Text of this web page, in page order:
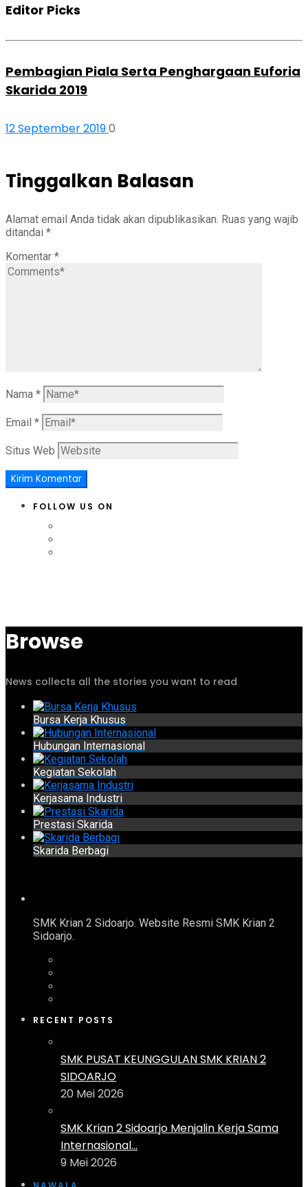
Editor Picks
Pembagian Piala Serta Penghargaan Euforia
Skarida 2019
12 September 20190
Tinggalkan Balasan
Alamat email Anda tidak akan dipublikasikan. Ruas yang wajib
ditandai *
Komentar *
Nama *
Email *
Situs Web
FOLLOW US ON
Browse
News collects all the stories you want to read
Bursa Kerja Khusus
Hubungan Internasional
Kegiatan Sekolah
Kerjasama Industri
Prestasi Skarida
Skarida Berbagi
SMK Krian 2 Sidoarjo. Website Resmi SMK Krian 2
Sidoarjo.
RECENT POSTS
SMK PUSAT KEUNGGULAN SMK KRIAN 2
SIDOARJO
20 Mei 2026
SMK Krian 2 Sidoarjo Menjalin Kerja Sama
Internasional...
9 Mei 2026